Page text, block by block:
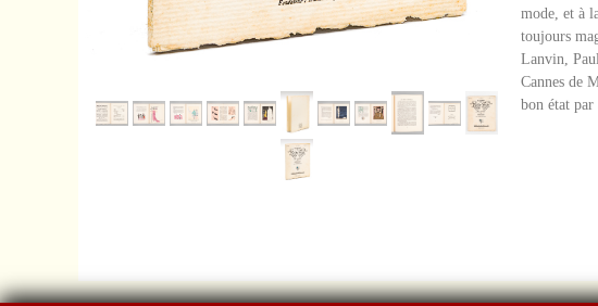
mode, et à
toujours
Lanvin,
Cannes de
bon état par